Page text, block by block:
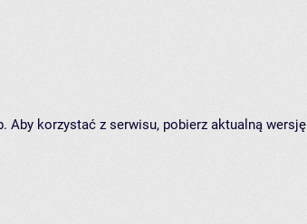
Aby korzystać z serwisu, pobierz aktualną wersję